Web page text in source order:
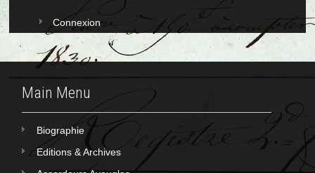
Connexion
Main Menu
Biographie
Editions & Archives